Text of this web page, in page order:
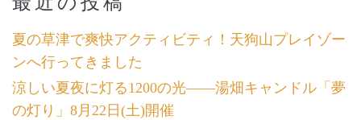
夏の草津で爽快アクティビティ！天狗山プレイゾー
ンへ行ってきました
涼しい夏夜に灯る1200の光――湯畑キャンドル「夢
の灯り」8月22日(土)開催